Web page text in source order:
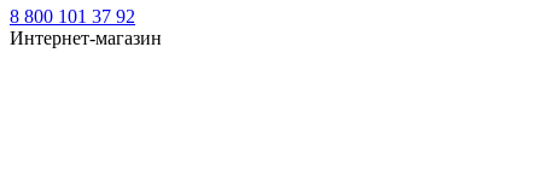
8 800 101 37 92
Интернет-магазин